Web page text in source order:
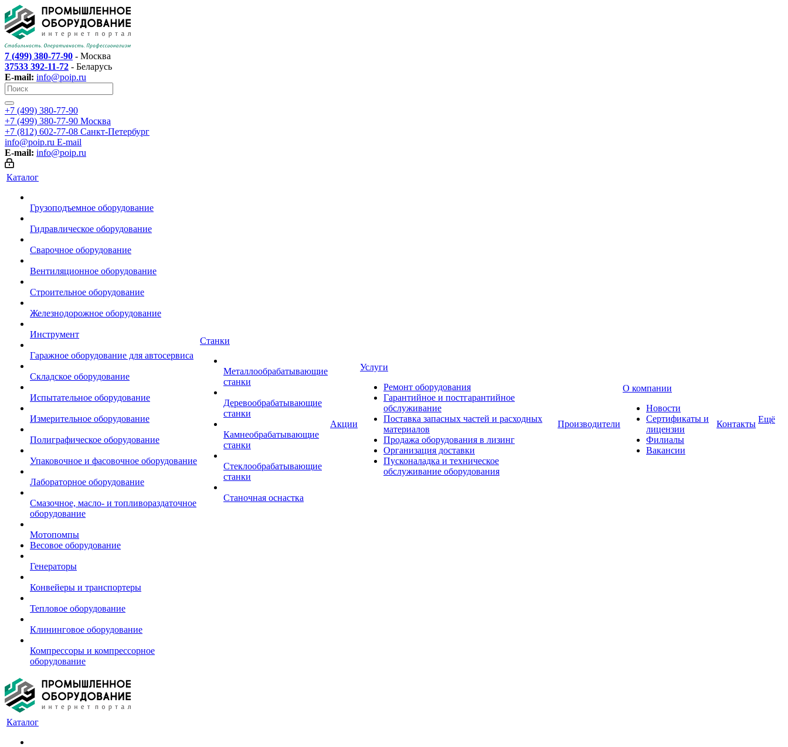
7 (499) 380-77-90 - Москва
37533 392-11-72 - Беларусь
E-mail: info@poip.ru
+7 (499) 380-77-90
+7 (499) 380-77-90 Москва
+7 (812) 602-77-08 Санкт-Петербург
info@poip.ru E-mail
E-mail: info@poip.ru
Каталог
Грузоподъемное оборудование
Гидравлическое оборудование
Сварочное оборудование
Вентиляционное оборудование
Строительное оборудование
Железнодорожное оборудование
Инструмент
Гаражное оборудование для автосервиса
Складское оборудование
Испытательное оборудование
Измерительное оборудование
Полиграфическое оборудование
Упаковочное и фасовочное оборудование
Лабораторное оборудование
Смазочное, масло- и топливораздаточное
оборудование
Мотопомпы
Весовое оборудование
Генераторы
Конвейеры и транспортеры
Тепловое оборудование
Клининговое оборудование
Компрессоры и компрессорное
оборудование
Станки
Металлообрабатывающие
станки
Деревообрабатывающие
станки
Камнеобрабатывающие
станки
Стеклообрабатывающие
станки
Станочная оснастка
Акции
Услуги
Ремонт оборудования
Гарантийное и постгарантийное
обслуживание
Поставка запасных частей и расходных
материалов
Продажа оборудования в лизинг
Организация доставки
Пусконаладка и техническое
обслуживание оборудования
Производители
О компании
Новости
Сертификаты и
лицензии
Филиалы
Вакансии
Контакты Ещё
Каталог